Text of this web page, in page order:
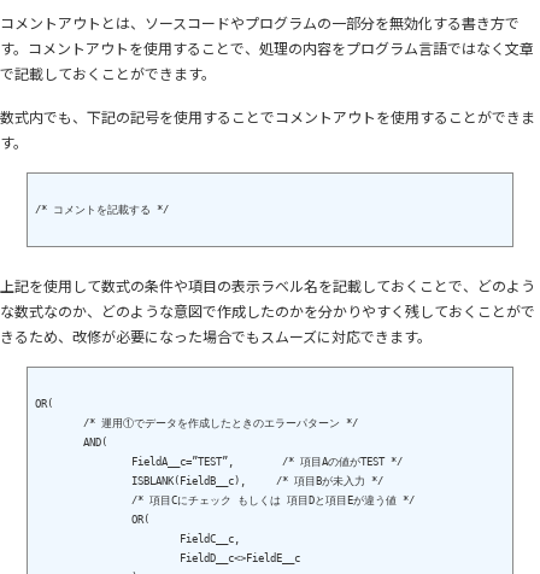
コメントアウトとは、ソースコードやプログラムの一部分を無効化する書き方で
す。コメントアウトを使用することで、処理の内容をプログラム言語ではなく文章
で記載しておくことができます。
数式内でも、下記の記号を使用することでコメントアウトを使用することができま
す。
/* コメントを記載する */
上記を使用して数式の条件や項目の表示ラベル名を記載しておくことで、どのよう
な数式なのか、どのような意図で作成したのかを分かりやすく残しておくことがで
きるため、改修が必要になった場合でもスムーズに対応できます。
OR(
	AND(
		OR(